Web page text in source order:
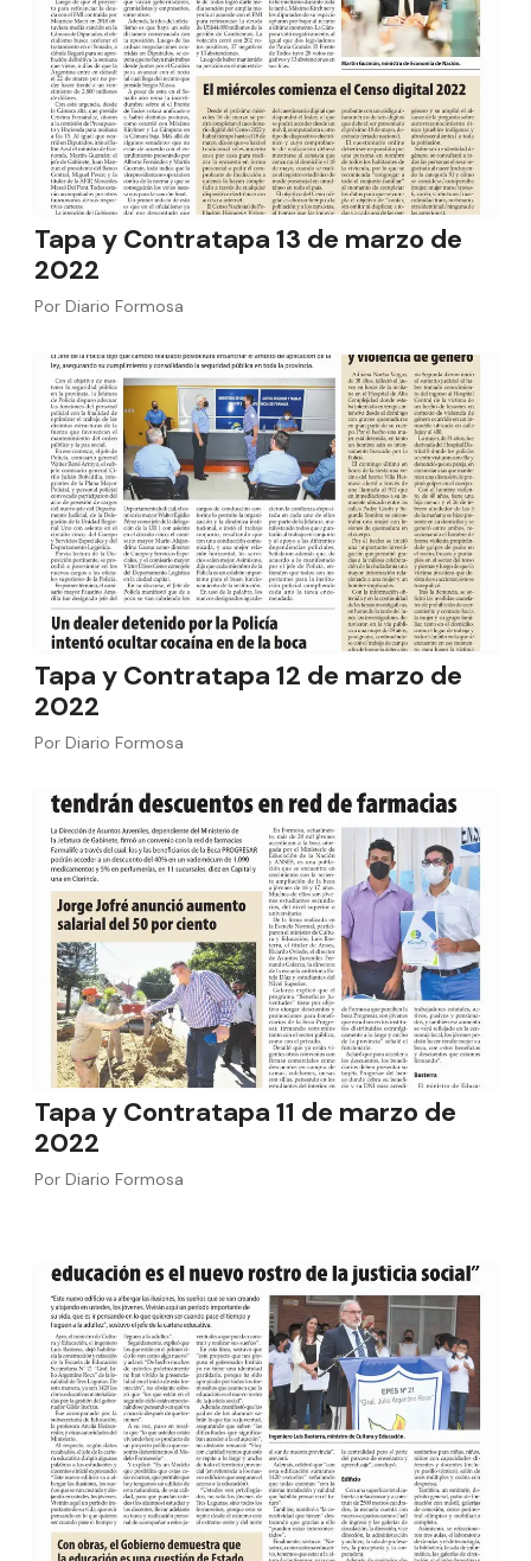
Tapa y Contratapa 13 de marzo de
2022
Por Diario Formosa
Tapa y Contratapa 12 de marzo de
2022
Por Diario Formosa
Tapa y Contratapa 11 de marzo de
2022
Por Diario Formosa